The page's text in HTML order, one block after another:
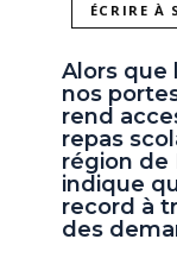
ÉCRIRE À
Alors que
nos
rend
repas
région de
indique
record à
des